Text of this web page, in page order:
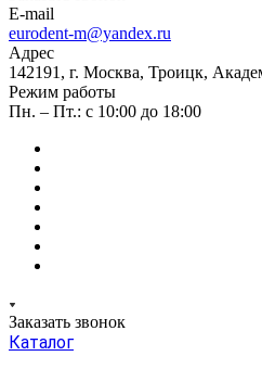
E-mail
eurodent-m@yandex.ru
Адрес
142191, г. Москва, Троицк,
Режим работы
Пн. – Пт.: с 10:00 до 18:00
Заказать звонок
Каталог